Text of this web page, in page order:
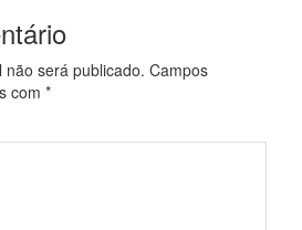
será publicado. Campos
com *